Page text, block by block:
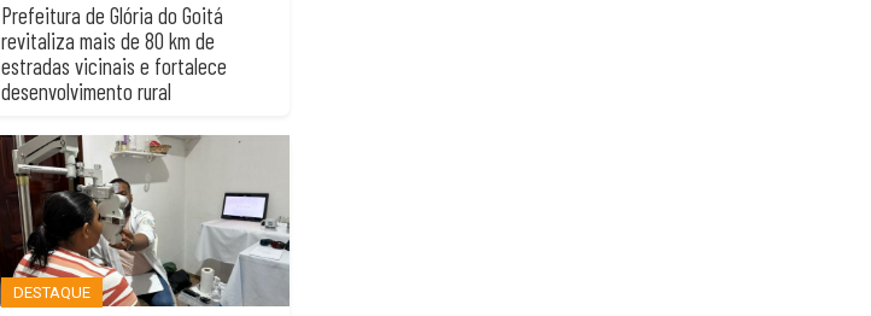
Prefeitura de Glória do Goitá
revitaliza mais de 80 km de
estradas vicinais e fortalece
desenvolvimento rural
DESTAQUE